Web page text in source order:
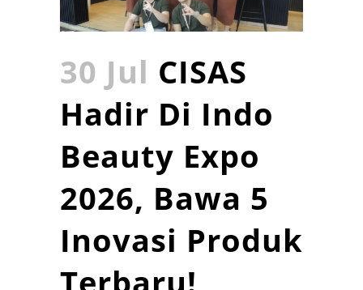
30 Jul CISAS
Hadir Di Indo
Beauty Expo
2026, Bawa 5
Inovasi Produk